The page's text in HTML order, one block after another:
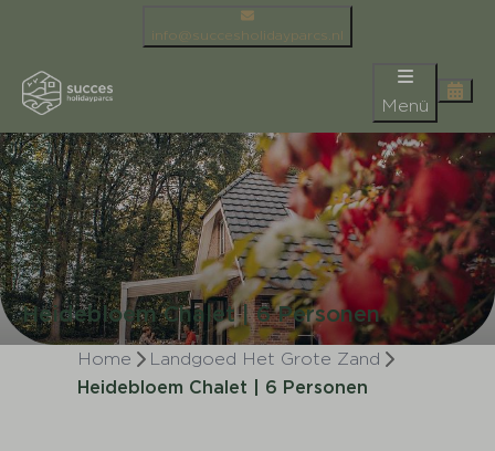
info@succesholidayparcs.nl
Menü
Heidebloem Chalet | 6 Personen
Home
Landgoed Het Grote Zand
Heidebloem Chalet | 6 Personen